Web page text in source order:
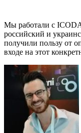
Мы работали с
российский и
получили пользу от
входе на этот